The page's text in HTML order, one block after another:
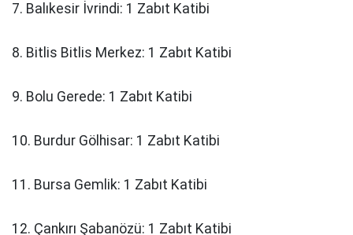
7. Balıkesir İvrindi: 1 Zabıt Katibi
8. Bitlis Bitlis Merkez: 1 Zabıt Katibi
9. Bolu Gerede: 1 Zabıt Katibi
10. Burdur Gölhisar: 1 Zabıt Katibi
11. Bursa Gemlik: 1 Zabıt Katibi
12. Çankırı Şabanözü: 1 Zabıt Katibi